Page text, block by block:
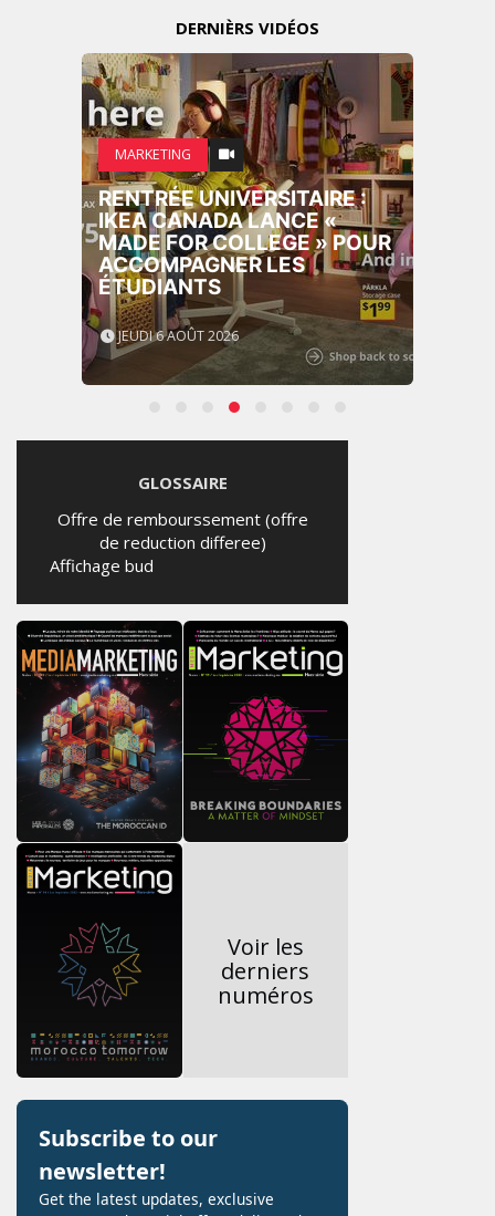
DERNIÈRS VIDÉOS
MARKETING
RENTRÉE UNIVERSITAIRE :
IKEA CANADA LANCE «
MADE FOR COLLEGE » POUR
ACCOMPAGNER LES
ÉTUDIANTS
JEUDI 6 AOÛT 2026
GLOSSAIRE
Offre de rembourssement (offre
de reduction differee)
Affichage bud
Voir les
derniers
numéros